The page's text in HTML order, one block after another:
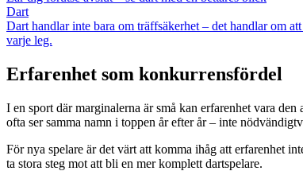
Dart
Dart handlar inte bara om träffsäkerhet – det handlar om
varje leg.
Erfarenhet som konkurrensfördel
I en sport där marginalerna är små kan erfarenhet vara
ofta ser samma namn i toppen år efter år – inte
För nya spelare är det värt att komma ihåg att erfarenhet
ta stora steg mot att bli en mer komplett dartspelare.